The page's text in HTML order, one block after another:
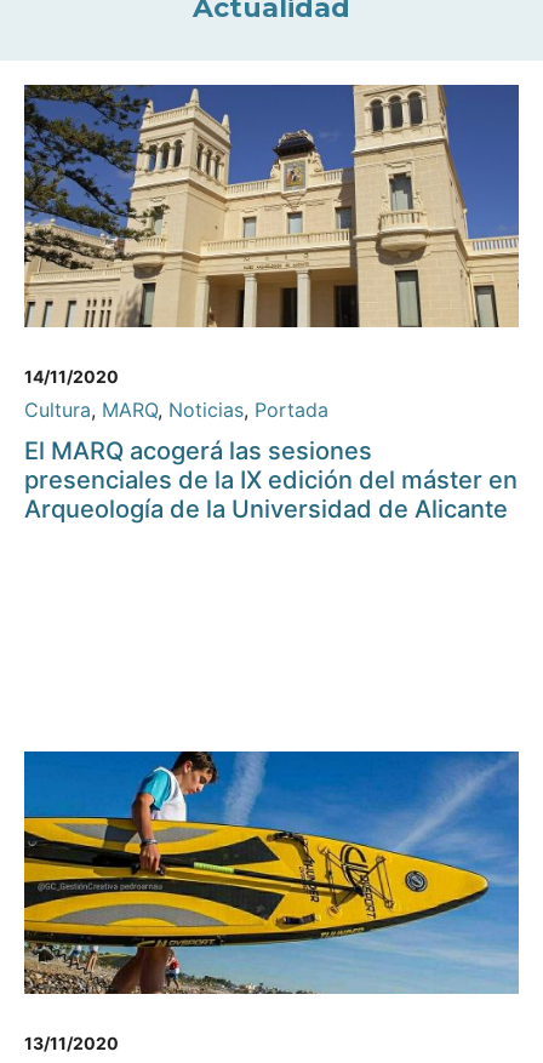
Actualidad
14/11/2020
Cultura, MARQ, Noticias, Portada
El MARQ acogerá las sesiones
presenciales de la IX edición del máster en
Arqueología de la Universidad de Alicante
13/11/2020